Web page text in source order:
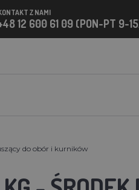
Z NAMI
12 600 61 09 (PON-PT 9-
do obór i kurników